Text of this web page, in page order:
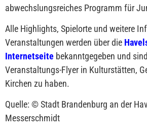
abwechslungsreiches Programm für
Alle Highlights, Spielorte und weitere
Veranstaltungen werden über die
Internetseite bekanntgegeben und
Veranstaltungs-Flyer in Kulturstätten,
Kirchen zu haben.
Quelle: © Stadt Brandenburg an der
Messerschmidt